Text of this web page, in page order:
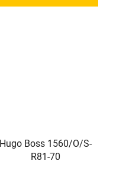
Hugo Boss 1560/O/S-
R81-70